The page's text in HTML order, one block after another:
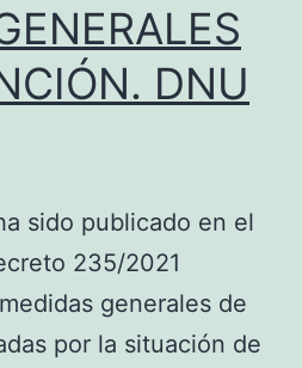
DNU
sido publicado en el
235/2021
generales de
por la situación de